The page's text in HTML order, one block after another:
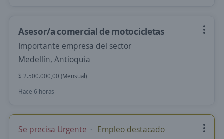
Asesor/a comercial de motocicletas
Importante empresa del sector
Medellín, Antioquia
$ 2.500.000,00 (Mensual)
Hace 6 horas
Se precisa Urgente Empleo destacado